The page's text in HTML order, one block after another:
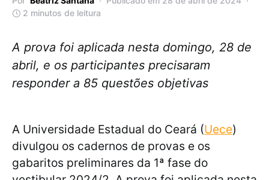
2 minutos de leitura
A prova foi aplicada nesta domingo, 28 de
abril, e os participantes precisaram
responder a 85 questões objetivas
A Universidade Estadual do Ceará (Uece)
divulgou os cadernos de provas e os
gabaritos preliminares da 1ª fase do